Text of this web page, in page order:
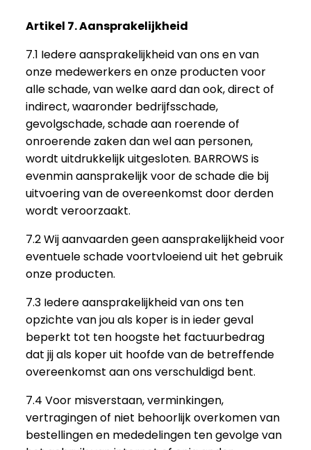
Artikel 7. Aansprakelijkheid
7.1 Iedere aansprakelijkheid van ons en van
onze medewerkers en onze producten voor
alle schade, van welke aard dan ook, direct of
indirect, waaronder bedrijfsschade,
gevolgschade, schade aan roerende of
onroerende zaken dan wel aan personen,
wordt uitdrukkelijk uitgesloten. BARROWS is
evenmin aansprakelijk voor de schade die bij
uitvoering van de overeenkomst door derden
wordt veroorzaakt.
7.2 Wij aanvaarden geen aansprakelijkheid voor
eventuele schade voortvloeiend uit het gebruik
onze producten.
7.3 Iedere aansprakelijkheid van ons ten
opzichte van jou als koper is in ieder geval
beperkt tot ten hoogste het factuurbedrag
dat jij als koper uit hoofde van de betreffende
overeenkomst aan ons verschuldigd bent.
7.4 Voor misverstaan, verminkingen,
vertragingen of niet behoorlijk overkomen van
bestellingen en mededelingen ten gevolge van